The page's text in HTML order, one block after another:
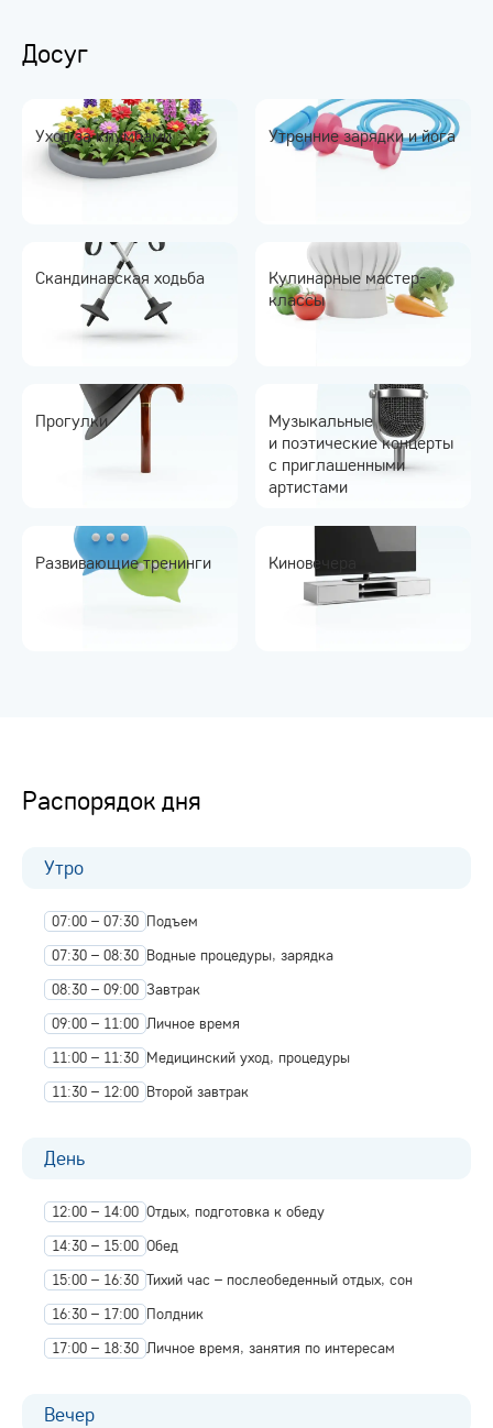
Досуг
Уход за клумбами Утренние зарядки и йога
Скандинавская ходьба
Кулинарные мастер-
классы
Прогулки
Музыкальные
и поэтические концерты
с приглашенными
артистами
Развивающие тренинги Киновечера
Распорядок дня
Утро
07:00 – 07:30 Подъем
07:30 – 08:30 Водные процедуры, зарядка
08:30 – 09:00 Завтрак
09:00 – 11:00 Личное время
11:00 – 11:30 Медицинский уход, процедуры
11:30 – 12:00 Второй завтрак
День
12:00 – 14:00 Отдых, подготовка к обеду
14:30 – 15:00 Обед
15:00 – 16:30 Тихий час – послеобеденный отдых, сон
16:30 – 17:00 Полдник
17:00 – 18:30 Личное время, занятия по интересам
Вечер